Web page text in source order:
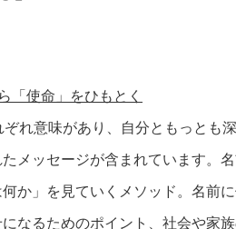
「使命」をひもとく
ぞれ意味があり、自分ともっとも
メッセージが含まれています。
か」を見ていくメソッド。名前
なるためのポイント、社会や家